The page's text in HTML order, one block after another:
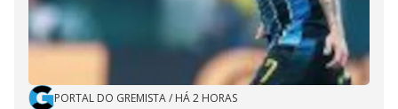
PORTAL DO GREMISTA/ HÁ 2 HORAS